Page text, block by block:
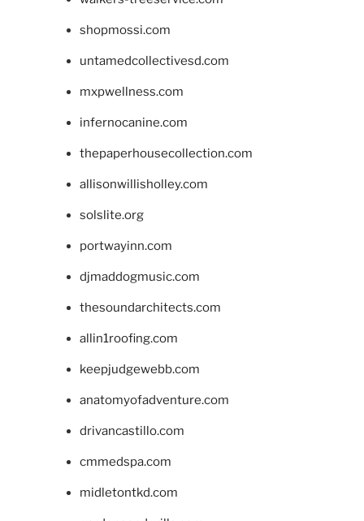
shopmossi.com
untamedcollectivesd.com
mxpwellness.com
infernocanine.com
thepaperhousecollection.com
allisonwillisholley.com
solslite.org
portwayinn.com
djmaddogmusic.com
thesoundarchitects.com
allin1roofing.com
keepjudgewebb.com
anatomyofadventure.com
drivancastillo.com
cmmedspa.com
midletontkd.com